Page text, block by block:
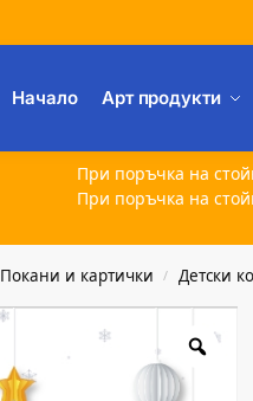
Начало Арт продукти
При поръчка на
При поръчка на
Покани и картички / Детски